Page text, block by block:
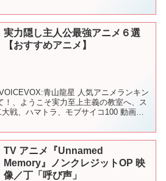
実力隠し主人公最強アニメ６選
【おすすめアニメ】
青山龍星 人気アニメランキン
！、ようこそ実力至上主義の教室へ、ス
戦、ハマトラ、モブサイコ100 動画内
TV アニメ『Unnamed
Memory』ノンクレジットOP 映
像／丁「呼び声」